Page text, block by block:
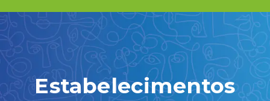
Estabelecimentos